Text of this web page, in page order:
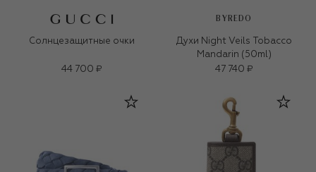
Солнцезащитные очки
44 700 ₽
BYREDO
Духи Night Veils Tobacco
Mandarin (50ml)
47 740 ₽